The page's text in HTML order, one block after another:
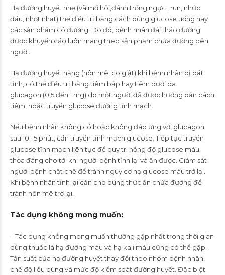
Hạ đường huyết nhẹ (vã mồ hôi,đánh trống ngực , run, nhức
đầu, nhợt nhạt) thể điều trị bằng cách dùng glucose uống hay
các sản phẩm có đường. Do đó, bệnh nhân đái tháo đường
được khuyến cáo luôn mang theo sản phẩm chứa đường bên
người.
Hạ đường huyết nặng (hôn mê, co giật) khi bệnh nhân bị bất
tỉnh, có thể điều trị bằng tiêm bắp hay tiêm dưới da
glucagon (0,5 đến 1 mg) do một người đã được hướng dẫn cách
tiêm, hoặc truyền glucose đường tĩnh mạch.
Nếu bệnh nhân không có hoặc không đáp ứng với glucagon
sau 10-15 phút, cần truyền tĩnh mạch glucose. Tiếp tục truyền
glucose tĩnh mạch liên tục để duy trì nồng độ glucose máu
thỏa đáng cho tới khi người bệnh tỉnh lại và ăn được. Giám sát
người bệnh chặt chẽ để tránh nguy cơ hạ glucose máu trở lại.
Khi bệnh nhân tỉnh lại cần cho dùng thức ăn chứa đường để
tránh hôn mê trở lại.
Tác dụng không mong muốn:
– Tác dụng không mong muốn thường gặp nhất trong thời gian
dùng thuốc là hạ đường máu và hạ kali máu cũng có thể gặp.
Tần suất của hạ đường huyết thay đổi theo nhóm bệnh nhân,
chế độ liều dùng và mức độ kiểm soát đường huyết. Đặc biệt